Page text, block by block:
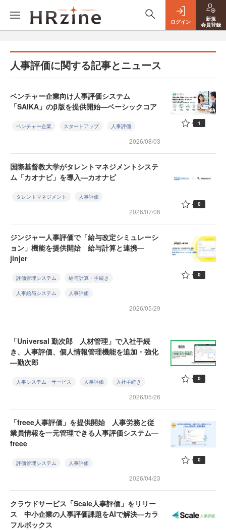
ログイン
新規
会員登録
人事評価に関する記事とニュース
ベンチャー企業向け人事評価システム
「SAIKA」のβ版を提供開始—ベーシックコア
ベンチャー企業 スタートアップ 人事評価
2026/08/03
1
国際基督教大学がタレントマネジメントシステ
ム「カオナビ」を導入—カオナビ
タレントマネジメント 人事評価
2026/07/06
0
ジンジャー人事評価で「給与改定シミュレーシ
ョン」機能を提供開始 給与計算と連携—
jinjer
評価管理システム 給与計算・手続き
人事給与システム 人事評価
2026/05/29
0
「Universal 勤次郎 人材管理」で入社手続
き、人事評価、個人情報管理機能を追加・強化
—勤次郎
人事システム・サービス 人事評価 入社手続き
2026/05/26
0
「freee人事評価」を提供開始 人事労務と従
業員情報を一元管理できる人事評価システム—
freee
評価管理システム 人事評価
2026/04/23
0
クラウドサービス「Scale人事評価」をリリー
ス 中小企業の人事評価課題をAIで解決—カラ
フルボックス